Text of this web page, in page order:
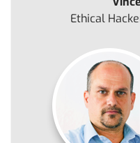
Ethical